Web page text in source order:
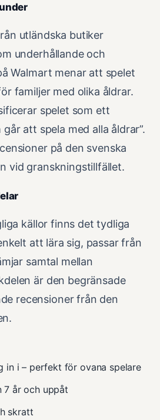
utländska butiker
underhållande och
Walmart menar att spelet
familjer med olika åldrar.
spelet som ett
går att spela med alla åldrar”.
på den svenska
vid granskningstillfället.
källor finns det tydliga
att lära sig, passar från
samtal mellan
är den begränsade
recensioner från den
in i – perfekt för ovana spelare
7 år och uppåt
skratt